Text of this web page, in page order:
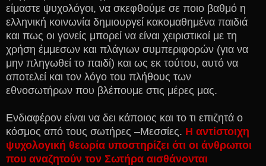
είμαστε ψυχολόγοι, να σκεφθούμε σε ποιο βαθμό η
ελληνική κοινωνία δημιουργεί κακομαθημένα παιδιά
και πως οι γονείς μπορεί να είναι χειριστικοί με τη
χρήση έμμεσων και πλάγιων συμπεριφορών (για να
μην πληγωθεί το παιδί) και ως εκ τούτου, αυτό να
αποτελεί και τον λόγο του πλήθους των
εθνοσωτήρων που βλέπουμε στις μέρες μας.
Ενδιαφέρον είναι να δει κάποιος και το τι επιζητά ο
κόσμος από τους σωτήρες –Μεσσίες. Η αντίστοιχη
ψυχολογική θεωρία υποστηρίζει ότι οι άνθρωποι
που αναζητούν τον Σωτήρα αισθάνονται